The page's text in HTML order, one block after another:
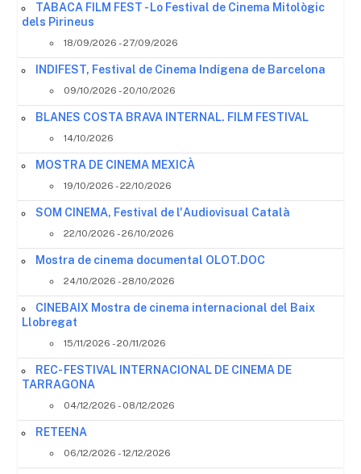
TABACA FILM FEST - Lo Festival de Cinema Mitològic
dels Pirineus
18/09/2026 - 27/09/2026
INDIFEST, Festival de Cinema Indígena de Barcelona
09/10/2026 - 20/10/2026
BLANES COSTA BRAVA INTERNAL. FILM FESTIVAL
14/10/2026
MOSTRA DE CINEMA MEXICÀ
19/10/2026 - 22/10/2026
SOM CINEMA, Festival de l'Audiovisual Català
22/10/2026 - 26/10/2026
Mostra de cinema documental OLOT.DOC
24/10/2026 - 28/10/2026
CINEBAIX Mostra de cinema internacional del Baix
Llobregat
15/11/2026 - 20/11/2026
REC- FESTIVAL INTERNACIONAL DE CINEMA DE
TARRAGONA
04/12/2026 - 08/12/2026
RETEENA
06/12/2026 - 12/12/2026